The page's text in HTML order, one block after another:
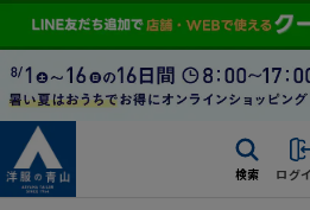
検索 ログ